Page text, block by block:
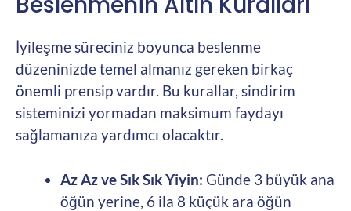
İyileşme süreciniz boyunca beslenme
düzeninizde temel almanız gereken birkaç
önemli prensip vardır. Bu kurallar, sindirim
sisteminizi yormadan maksimum faydayı
sağlamanıza yardımcı olacaktır.
Az Az ve Sık Sık Yiyin: Günde 3 büyük ana
öğün yerine, 6 ila 8 küçük ara öğün